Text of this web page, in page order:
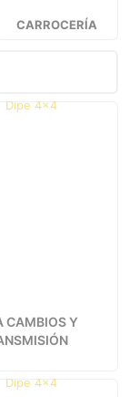
CARROCERÍA
CAMBIOS Y